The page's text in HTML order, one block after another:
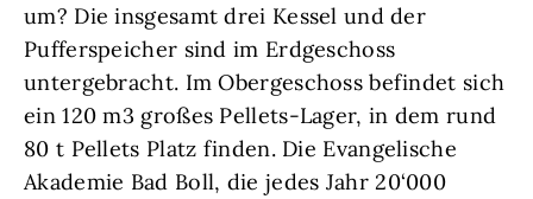
um? Die insgesamt drei Kessel und der
Pufferspeicher sind im Erdgeschoss
untergebracht. Im Obergeschoss befindet sich
ein 120 m3 großes Pellets-Lager, in dem rund
80 t Pellets Platz finden. Die Evangelische
Akademie Bad Boll, die jedes Jahr 20‘000